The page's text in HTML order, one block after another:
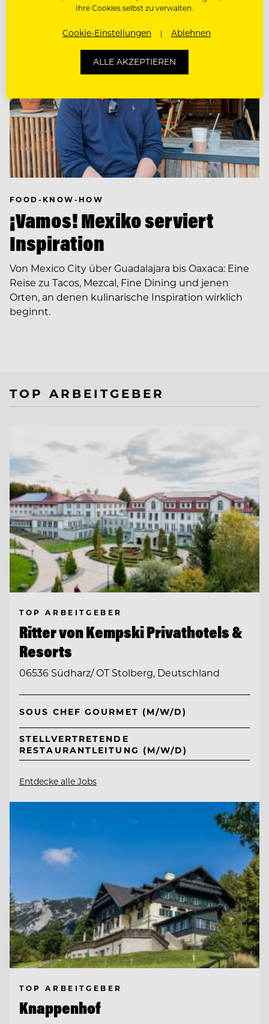
FOOD-KNOW-HOW
¡Vamos! Mexiko serviert
Inspiration
Von Mexico City über Guadalajara bis Oaxaca: Eine
Reise zu Tacos, Mezcal, Fine Dining und jenen
Orten, an denen kulinarische Inspiration wirklich
beginnt.
TOP ARBEITGEBER
TOP ARBEITGEBER
Ritter von Kempski Privathotels &
Resorts
06536 Südharz/ OT Stolberg, Deutschland
SOUS CHEF GOURMET (M/W/D)
STELLVERTRETENDE
RESTAURANTLEITUNG (M/W/D)
Entdecke alle Jobs
TOP ARBEITGEBER
Knappenhof
Ihre Cookies selbst zu verwalten.
Cookie-Einstellungen Ablehnen
ALLE AKZEPTIEREN